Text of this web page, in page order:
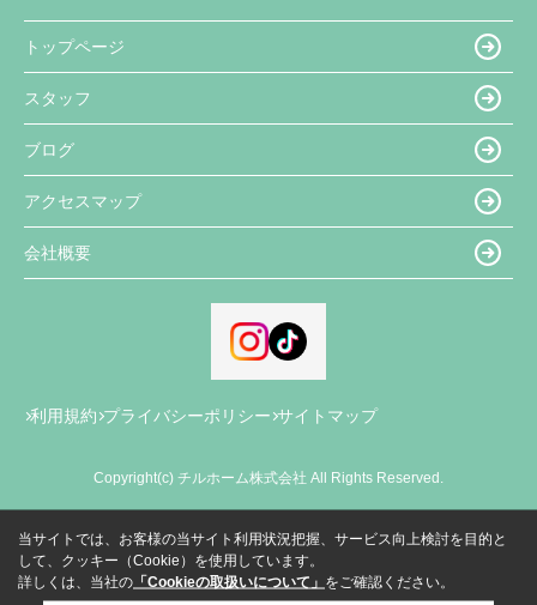
トップページ
スタッフ
ブログ
アクセスマップ
会社概要
利用規約 プライバシーポリシー サイトマップ
Copyright(c) チルホーム株式会社 All Rights Reserved.
当サイトでは、お客様の当サイト利用状況把握、サービス向上検討を目的と
して、クッキー（Cookie）を使用しています。
詳しくは、当社の 「Cookieの取扱いについて」 をご確認ください。